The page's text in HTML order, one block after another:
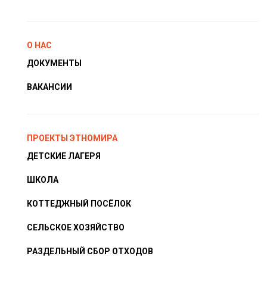
О НАС
ДОКУМЕНТЫ
ВАКАНСИИ
ПРОЕКТЫ ЭТНОМИРА
ДЕТСКИЕ ЛАГЕРЯ
ШКОЛА
КОТТЕДЖНЫЙ ПОСЁЛОК
СЕЛЬСКОЕ ХОЗЯЙСТВО
РАЗДЕЛЬНЫЙ СБОР ОТХОДОВ